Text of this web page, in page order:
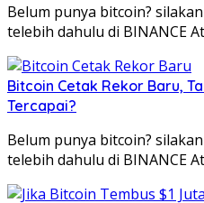
Belum punya bitcoin?
telebih dahulu di BINANCE
Bitcoin Cetak Rekor Baru,
Tercapai?
Belum punya bitcoin?
telebih dahulu di BINANCE